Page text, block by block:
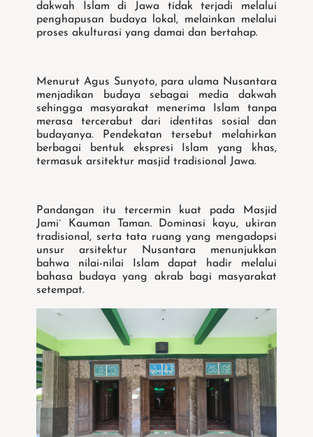
dakwah Islam di Jawa tidak terjadi melalui
penghapusan budaya lokal, melainkan melalui
proses akulturasi yang damai dan bertahap.
Menurut Agus Sunyoto, para ulama Nusantara
menjadikan budaya sebagai media dakwah
sehingga masyarakat menerima Islam tanpa
merasa tercerabut dari identitas sosial dan
budayanya. Pendekatan tersebut melahirkan
berbagai bentuk ekspresi Islam yang khas,
termasuk arsitektur masjid tradisional Jawa.
Pandangan itu tercermin kuat pada Masjid
Jami` Kauman Taman. Dominasi kayu, ukiran
tradisional, serta tata ruang yang mengadopsi
unsur arsitektur Nusantara menunjukkan
bahwa nilai-nilai Islam dapat hadir melalui
bahasa budaya yang akrab bagi masyarakat
setempat.